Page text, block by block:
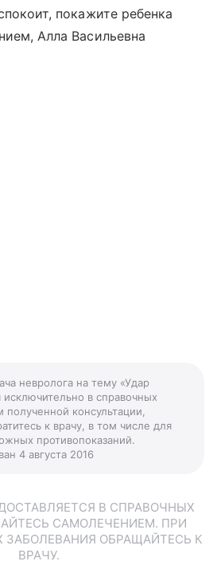
покажите ребенка
Алла Васильевна
невролога на тему «Удар
исключительно в справочных
полученной консультации,
к врачу, в том числе для
противопоказаний.
4 августа 2016
В СПРАВОЧНЫХ
САМОЛЕЧЕНИЕМ. ПРИ
ЗАБОЛЕВАНИЯ ОБРАЩАЙТЕСЬ К
ВРАЧУ.